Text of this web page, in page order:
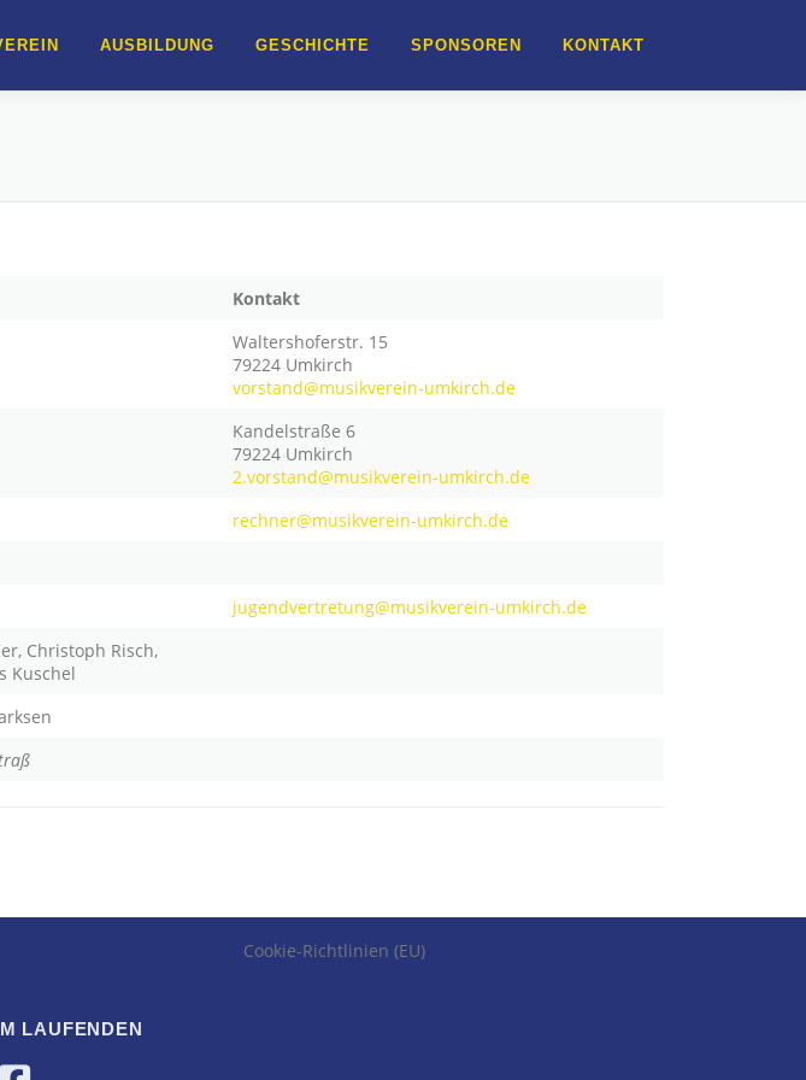
AUSBILDUNG GESCHICHTE SPONSOREN KONTAKT
Kontakt
Waltershoferstr. 15
79224 Umkirch
vorstand@musikverein-umkirch.de
Kandelstraße 6
79224 Umkirch
2.vorstand@musikverein-umkirch.de
rechner@musikverein-umkirch.de
jugendvertretung@musikverein-umkirch.de
Christoph Risch,
Kuschel
Cookie-Richtlinien (EU)
LAUFENDEN